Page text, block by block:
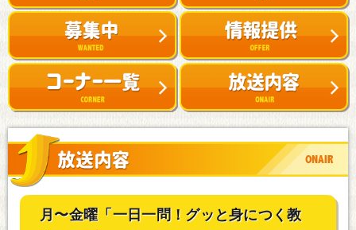
月〜金曜「一日一問！グッと身につく教